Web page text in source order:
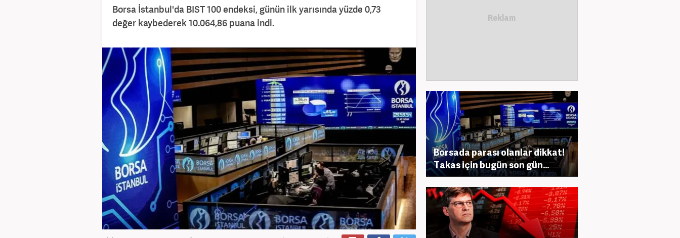
Borsa İstanbul'da BIST 100 endeksi, günün ilk yarısında yüzde 0,73
değer kaybederek 10.064,86 puana indi.
Borsada parası olanlar dikkat!
Takas için bugün son gün...